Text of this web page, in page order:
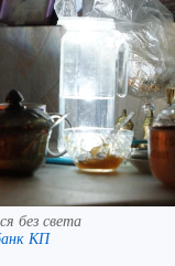
без света
КП